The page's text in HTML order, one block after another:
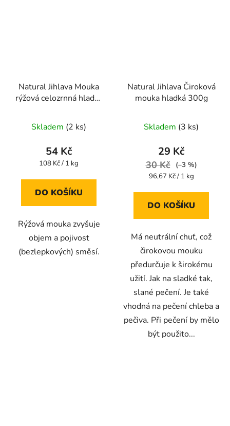
Natural Jihlava Mouka
rýžová celozrnná hladká
Skladem (2 ks)
54 Kč
Měrná
108 Kč / 1 kg
DO KOŠÍKU
Rýžová mouka zvyšuje
objem a pojivost
(bezlepkových) směsí.
Natural Jihlava Čiroková
mouka hladká 300g
Skladem (3 ks)
29 Kč
30 Kč
(–3 %)
Měrná
96,67 Kč / 1 kg
DO KOŠÍKU
Má neutrální chuť, což
čirokovou mouku
předurčuje k širokému
užití. Jak na sladké tak,
slané pečení. Je také
vhodná na pečení chleba a
pečiva. Při pečení by mělo
být použito...